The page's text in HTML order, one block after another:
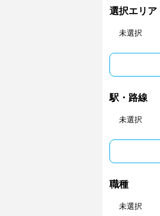
選択エリア
未選択
駅・路線
未選択
職種
未選択